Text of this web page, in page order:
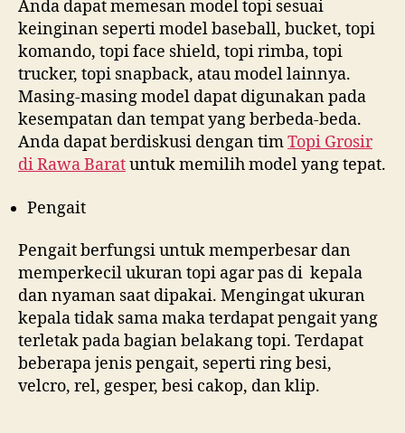
Anda dapat memesan model topi sesuai
keinginan seperti model baseball, bucket, topi
komando, topi face shield, topi rimba, topi
trucker, topi snapback, atau model lainnya.
Masing-masing model dapat digunakan pada
kesempatan dan tempat yang berbeda-beda.
Anda dapat berdiskusi dengan timTopi Grosir
diRawa Baratuntuk memilih model yang tepat.
Pengait
Pengait berfungsi untuk memperbesar dan
memperkecil ukuran topi agar pas di kepala
dan nyaman saat dipakai. Mengingat ukuran
kepala tidak sama maka terdapat pengait yang
terletak pada bagian belakang topi. Terdapat
beberapa jenis pengait, seperti ring besi,
velcro, rel, gesper, besi cakop, dan klip.